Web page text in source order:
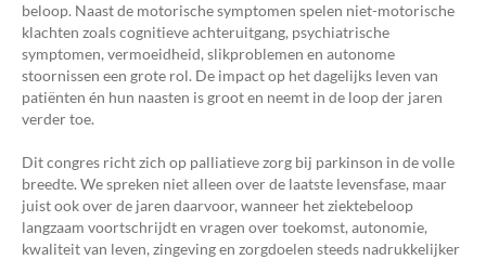
beloop. Naast de motorische symptomen spelen niet-motorische
klachten zoals cognitieve achteruitgang, psychiatrische
symptomen, vermoeidheid, slikproblemen en autonome
stoornissen een grote rol. De impact op het dagelijks leven van
patiënten én hun naasten is groot en neemt in de loop der jaren
verder toe.
Dit congres richt zich op palliatieve zorg bij parkinson in de volle
breedte. We spreken niet alleen over de laatste levensfase, maar
juist ook over de jaren daarvoor, wanneer het ziektebeloop
langzaam voortschrijdt en vragen over toekomst, autonomie,
kwaliteit van leven, zingeving en zorgdoelen steeds nadrukkelijker